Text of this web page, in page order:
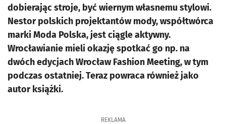
dobierając stroje, być wiernym własnemu stylowi.
Nestor polskich projektantów mody, współtwórca
marki Moda Polska, jest ciągle aktywny.
Wrocławianie mieli okazję spotkać go np. na
dwóch edycjach Wrocław Fashion Meeting, w tym
podczas ostatniej. Teraz powraca również jako
autor książki.
REKLAMA